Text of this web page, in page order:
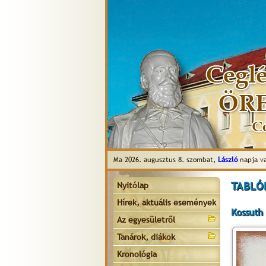
Ma 2026. augusztus 8. szombat, Lászlónapja
Nyitólap
Hírek, aktuális események
Az egyesületről
Tanárok, diákok
Kronológia